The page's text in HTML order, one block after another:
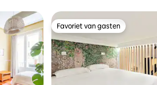
Favoriet van gasten
Favoriet van gasten